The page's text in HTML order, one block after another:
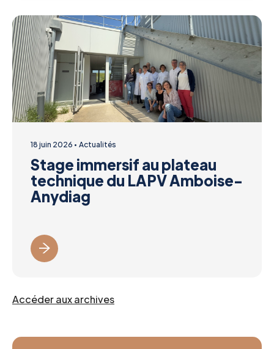
18 juin 2026 Actualités
Stage immersif au plateau
technique du LAPV Amboise-
Anydiag
Accéder aux archives